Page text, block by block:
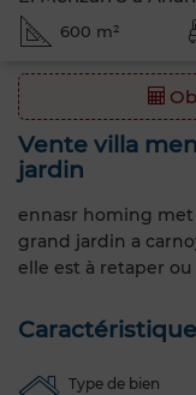
600 m²
Vente villa
jardin
ennasr homing
grand jardin a
elle est à retaper
Type de bien